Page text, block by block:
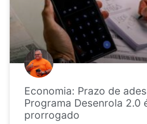
Economia: Prazo de
Programa Desenrola 2.0
prorrogado